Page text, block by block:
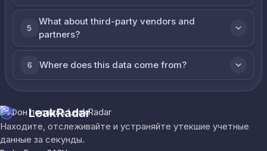
5
What about third-party vendors and
partners?
6 Where does this data come from?
LeakRadar
Находите, отслеживайте и устраняйте утекшие учетные
данные за секунды.